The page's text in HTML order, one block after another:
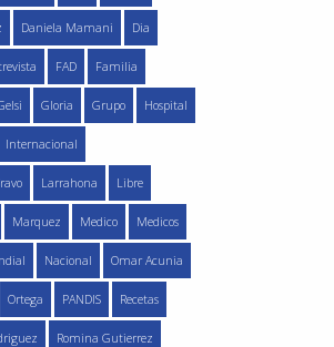
Daniela Mamani Dia
FAD Familia
Gloria Grupo Hospital
Internacional
Larrahona Libre
Marquez Medico Medicos
Nacional Omar Acunia
Ortega PANDIS Recetas
Romina Gutierrez